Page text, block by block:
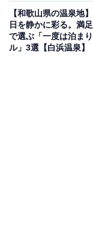
湯・夕なぎの湯」
天風呂を楽しめる
伊勢海老洗い、活
【和歌山県の温泉地
日を静かに彩る。満
で選ぶ「一度は泊ま
ル」3選【白浜温泉】